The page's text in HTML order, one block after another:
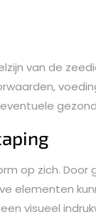
van de
op zich. Door
elementen
visueel